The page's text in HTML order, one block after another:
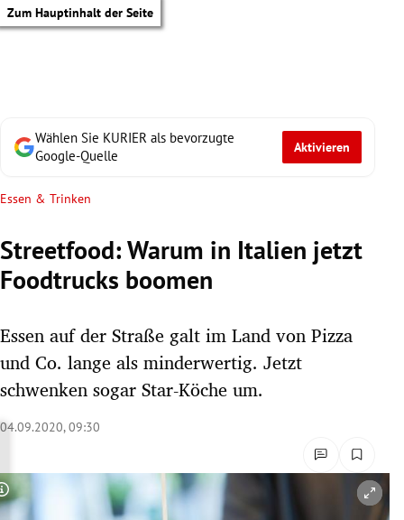
Zum Hauptinhalt der Seite
Untermenü
Untermenü
Untermenü
Wählen Sie KURIER als bevorzugte
Google-Quelle
Aktivieren
Essen & Trinken
Streetfood: Warum in Italien jetzt
Foodtrucks boomen
Essen auf der Straße galt im Land von Pizza
und Co. lange als minderwertig. Jetzt
schwenken sogar Star-Köche um.
04.09.2020, 09:30
Copyright-Hinweis öffnen/schließen